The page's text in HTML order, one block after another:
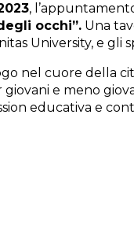
,
occhi”. Una
University, e gli
nel cuore della
e meno
educativa e